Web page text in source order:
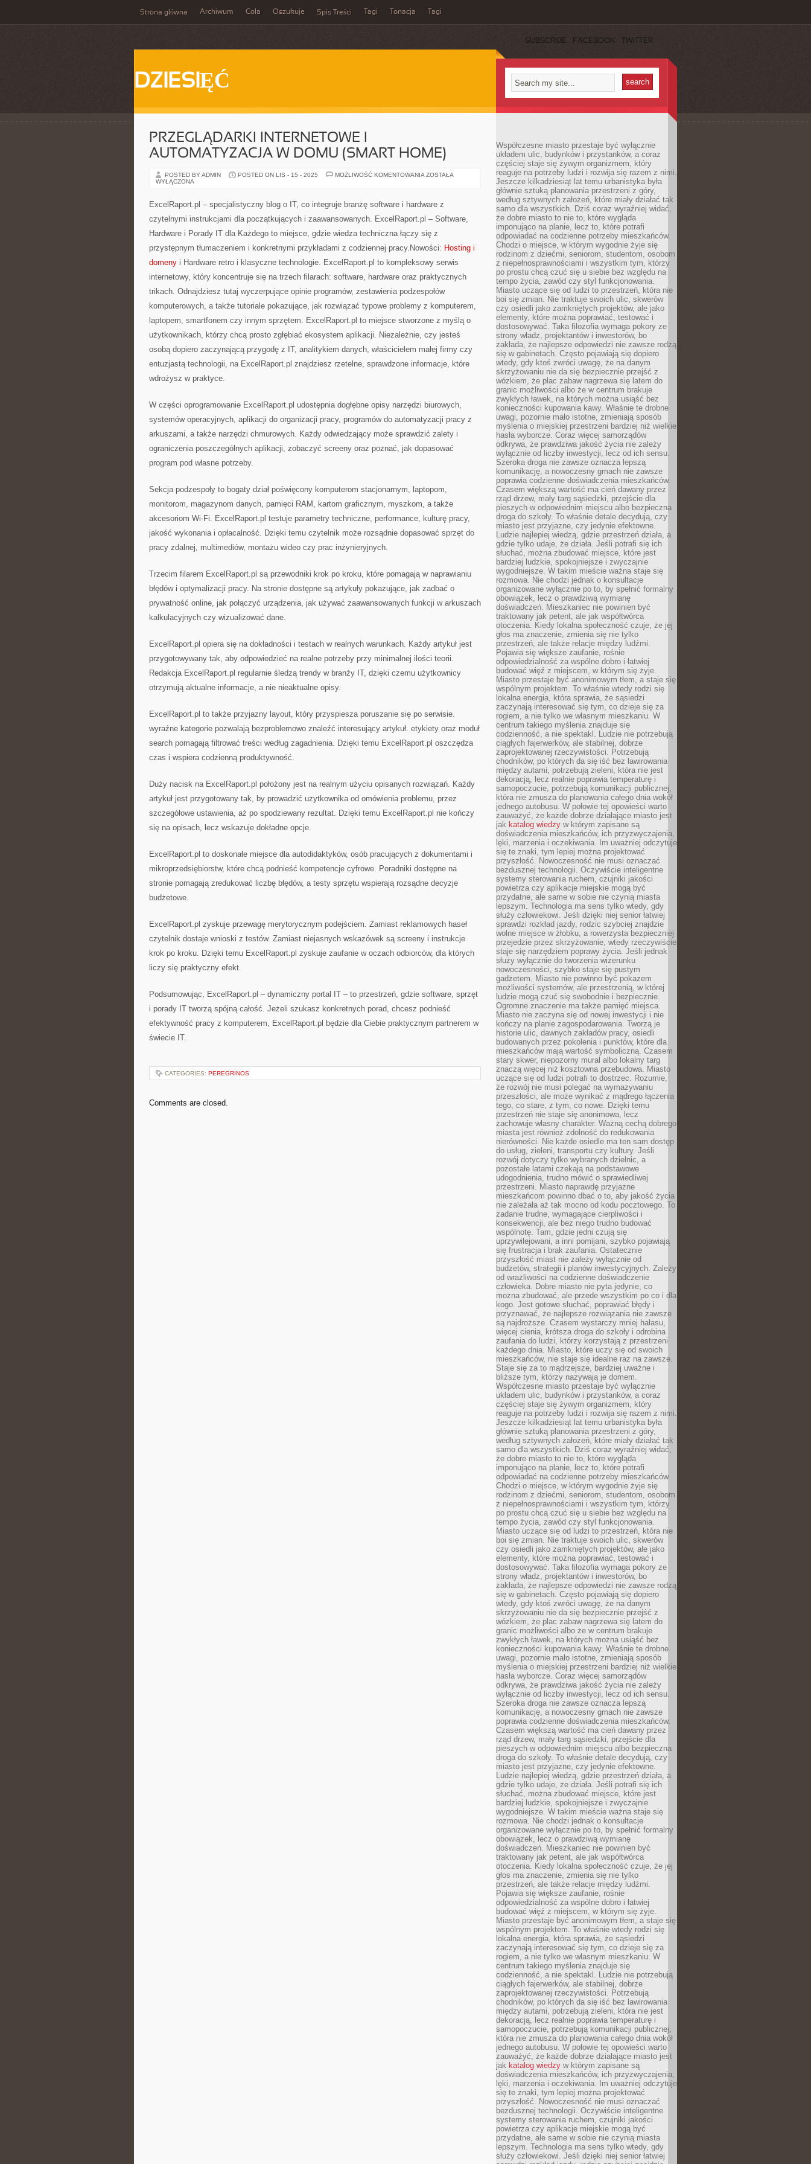
Strona główna Archiwum Cola Oszukuje Spis Treści Tagi Tonacja Tagi
SUBSCRIBE FACEBOOK TWITTER
DZIESIĘĆ
PRZEGLĄDARKI INTERNETOWE I
AUTOMATYZACJA W DOMU (SMART HOME)
POSTED BY ADMIN POSTED ON LIS - 15 - 2025 MOŻLIWOŚĆ KOMENTOWANIA PRZEGLĄDARKI
DOMU
HOME)
ZOSTAŁA
WYŁĄCZONA
ExcelRaport.pl – specjalistyczny blog o IT, co integruje branżę software i hardware z
czytelnymi instrukcjami dla początkujących i zaawansowanych. ExcelRaport.pl – Software,
Hardware i Porady IT dla Każdego to miejsce, gdzie wiedza techniczna łączy się z
przystępnym tłumaczeniem i konkretnymi przykładami z codziennej pracy.Nowości: Hosting i
domeny i Hardware retro i klasyczne technologie. ExcelRaport.pl to kompleksowy serwis
internetowy, który koncentruje się na trzech filarach: software, hardware oraz praktycznych
trikach. Odnajdziesz tutaj wyczerpujące opinie programów, zestawienia podzespołów
komputerowych, a także tutoriale pokazujące, jak rozwiązać typowe problemy z komputerem,
laptopem, smartfonem czy innym sprzętem. ExcelRaport.pl to miejsce stworzone z myślą o
użytkownikach, którzy chcą prosto zgłębiać ekosystem aplikacji. Niezależnie, czy jesteś
osobą dopiero zaczynającą przygodę z IT, analitykiem danych, właścicielem małej firmy czy
entuzjastą technologii, na ExcelRaport.pl znajdziesz rzetelne, sprawdzone informacje, które
wdrożysz w praktyce.
W części oprogramowanie ExcelRaport.pl udostępnia dogłębne opisy narzędzi biurowych,
systemów operacyjnych, aplikacji do organizacji pracy, programów do automatyzacji pracy z
arkuszami, a także narzędzi chmurowych. Każdy odwiedzający może sprawdzić zalety i
ograniczenia poszczególnych aplikacji, zobaczyć screeny oraz poznać, jak dopasować
program pod własne potrzeby.
Sekcja podzespoły to bogaty dział poświęcony komputerom stacjonarnym, laptopom,
monitorom, magazynom danych, pamięci RAM, kartom graficznym, myszkom, a także
akcesoriom Wi-Fi. ExcelRaport.pl testuje parametry techniczne, performance, kulturę pracy,
jakość wykonania i opłacalność. Dzięki temu czytelnik może rozsądnie dopasować sprzęt do
pracy zdalnej, multimediów, montażu wideo czy prac inżynieryjnych.
Trzecim filarem ExcelRaport.pl są przewodniki krok po kroku, które pomagają w naprawianiu
błędów i optymalizacji pracy. Na stronie dostępne są artykuły pokazujące, jak zadbać o
prywatność online, jak połączyć urządzenia, jak używać zaawansowanych funkcji w arkuszach
kalkulacyjnych czy wizualizować dane.
ExcelRaport.pl opiera się na dokładności i testach w realnych warunkach. Każdy artykuł jest
przygotowywany tak, aby odpowiedzieć na realne potrzeby przy minimalnej ilości teorii.
Redakcja ExcelRaport.pl regularnie śledzą trendy w branży IT, dzięki czemu użytkownicy
otrzymują aktualne informacje, a nie nieaktualne opisy.
ExcelRaport.pl to także przyjazny layout, który przyspiesza poruszanie się po serwisie.
wyraźne kategorie pozwalają bezproblemowo znaleźć interesujący artykuł. etykiety oraz moduł
search pomagają filtrować treści według zagadnienia. Dzięki temu ExcelRaport.pl oszczędza
czas i wspiera codzienną produktywność.
Duży nacisk na ExcelRaport.pl położony jest na realnym użyciu opisanych rozwiązań. Każdy
artykuł jest przygotowany tak, by prowadzić użytkownika od omówienia problemu, przez
szczegółowe ustawienia, aż po spodziewany rezultat. Dzięki temu ExcelRaport.pl nie kończy
się na opisach, lecz wskazuje dokładne opcje.
ExcelRaport.pl to doskonałe miejsce dla autodidaktyków, osób pracujących z dokumentami i
mikroprzedsiębiorstw, które chcą podnieść kompetencje cyfrowe. Poradniki dostępne na
stronie pomagają zredukować liczbę błędów, a testy sprzętu wspierają rozsądne decyzje
budżetowe.
ExcelRaport.pl zyskuje przewagę merytorycznym podejściem. Zamiast reklamowych haseł
czytelnik dostaje wnioski z testów. Zamiast niejasnych wskazówek są screeny i instrukcje
krok po kroku. Dzięki temu ExcelRaport.pl zyskuje zaufanie w oczach odbiorców, dla których
liczy się praktyczny efekt.
Podsumowując, ExcelRaport.pl – dynamiczny portal IT – to przestrzeń, gdzie software, sprzęt
i porady IT tworzą spójną całość. Jeżeli szukasz konkretnych porad, chcesz podnieść
efektywność pracy z komputerem, ExcelRaport.pl będzie dla Ciebie praktycznym partnerem w
świecie IT.
CATEGORIES: PEREGRINOS
Comments are closed.
Współczesne miasto przestaje być wyłącznie
układem ulic, budynków i przystanków, a coraz
częściej staje się żywym organizmem, który
reaguje na potrzeby ludzi i rozwija się razem z nimi.
Jeszcze kilkadziesiąt lat temu urbanistyka była
głównie sztuką planowania przestrzeni z góry,
według sztywnych założeń, które miały działać tak
samo dla wszystkich. Dziś coraz wyraźniej widać,
że dobre miasto to nie to, które wygląda
imponująco na planie, lecz to, które potrafi
odpowiadać na codzienne potrzeby mieszkańców.
Chodzi o miejsce, w którym wygodnie żyje się
rodzinom z dziećmi, seniorom, studentom, osobom
z niepełnosprawnościami i wszystkim tym, którzy
po prostu chcą czuć się u siebie bez względu na
tempo życia, zawód czy styl funkcjonowania.
Miasto uczące się od ludzi to przestrzeń, która nie
boi się zmian. Nie traktuje swoich ulic, skwerów
czy osiedli jako zamkniętych projektów, ale jako
elementy, które można poprawiać, testować i
dostosowywać. Taka filozofia wymaga pokory ze
strony władz, projektantów i inwestorów, bo
zakłada, że najlepsze odpowiedzi nie zawsze rodzą
się w gabinetach. Często pojawiają się dopiero
wtedy, gdy ktoś zwróci uwagę, że na danym
skrzyżowaniu nie da się bezpiecznie przejść z
wózkiem, że plac zabaw nagrzewa się latem do
granic możliwości albo że w centrum brakuje
zwykłych ławek, na których można usiąść bez
konieczności kupowania kawy. Właśnie te drobne
uwagi, pozornie mało istotne, zmieniają sposób
myślenia o miejskiej przestrzeni bardziej niż wielkie
hasła wyborcze. Coraz więcej samorządów
odkrywa, że prawdziwa jakość życia nie zależy
wyłącznie od liczby inwestycji, lecz od ich sensu.
Szeroka droga nie zawsze oznacza lepszą
komunikację, a nowoczesny gmach nie zawsze
poprawia codzienne doświadczenia mieszkańców.
Czasem większą wartość ma cień dawany przez
rząd drzew, mały targ sąsiedzki, przejście dla
pieszych w odpowiednim miejscu albo bezpieczna
droga do szkoły. To właśnie detale decydują, czy
miasto jest przyjazne, czy jedynie efektowne.
Ludzie najlepiej wiedzą, gdzie przestrzeń działa, a
gdzie tylko udaje, że działa. Jeśli potrafi się ich
słuchać, można zbudować miejsce, które jest
bardziej ludzkie, spokojniejsze i zwyczajnie
wygodniejsze. W takim mieście ważna staje się
rozmowa. Nie chodzi jednak o konsultacje
organizowane wyłącznie po to, by spełnić formalny
obowiązek, lecz o prawdziwą wymianę
doświadczeń. Mieszkaniec nie powinien być
traktowany jak petent, ale jak współtwórca
otoczenia. Kiedy lokalna społeczność czuje, że jej
głos ma znaczenie, zmienia się nie tylko
przestrzeń, ale także relacje między ludźmi.
Pojawia się większe zaufanie, rośnie
odpowiedzialność za wspólne dobro i łatwiej
budować więź z miejscem, w którym się żyje.
Miasto przestaje być anonimowym tłem, a staje się
wspólnym projektem. To właśnie wtedy rodzi się
lokalna energia, która sprawia, że sąsiedzi
zaczynają interesować się tym, co dzieje się za
rogiem, a nie tylko we własnym mieszkaniu. W
centrum takiego myślenia znajduje się
codzienność, a nie spektakl. Ludzie nie potrzebują
ciągłych fajerwerków, ale stabilnej, dobrze
zaprojektowanej rzeczywistości. Potrzebują
chodników, po których da się iść bez lawirowania
między autami, potrzebują zieleni, która nie jest
dekoracją, lecz realnie poprawia temperaturę i
samopoczucie, potrzebują komunikacji publicznej,
która nie zmusza do planowania całego dnia wokół
jednego autobusu. W połowie tej opowieści warto
zauważyć, że każde dobrze działające miasto jest
jak katalog wiedzy w którym zapisane są
doświadczenia mieszkańców, ich przyzwyczajenia,
lęki, marzenia i oczekiwania. Im uważniej odczytuje
się te znaki, tym lepiej można projektować
przyszłość. Nowoczesność nie musi oznaczać
bezdusznej technologii. Oczywiście inteligentne
systemy sterowania ruchem, czujniki jakości
powietrza czy aplikacje miejskie mogą być
przydatne, ale same w sobie nie czynią miasta
lepszym. Technologia ma sens tylko wtedy, gdy
służy człowiekowi. Jeśli dzięki niej senior łatwiej
sprawdzi rozkład jazdy, rodzic szybciej znajdzie
wolne miejsce w żłobku, a rowerzysta bezpieczniej
przejedzie przez skrzyżowanie, wtedy rzeczywiście
staje się narzędziem poprawy życia. Jeśli jednak
służy wyłącznie do tworzenia wizerunku
nowoczesności, szybko staje się pustym
gadżetem. Miasto nie powinno być pokazem
możliwości systemów, ale przestrzenią, w której
ludzie mogą czuć się swobodnie i bezpiecznie.
Ogromne znaczenie ma także pamięć miejsca.
Miasto nie zaczyna się od nowej inwestycji i nie
kończy na planie zagospodarowania. Tworzą je
historie ulic, dawnych zakładów pracy, osiedli
budowanych przez pokolenia i punktów, które dla
mieszkańców mają wartość symboliczną. Czasem
stary skwer, niepozorny mural albo lokalny targ
znaczą więcej niż kosztowna przebudowa. Miasto
uczące się od ludzi potrafi to dostrzec. Rozumie,
że rozwój nie musi polegać na wymazywaniu
przeszłości, ale może wynikać z mądrego łączenia
tego, co stare, z tym, co nowe. Dzięki temu
przestrzeń nie staje się anonimowa, lecz
zachowuje własny charakter. Ważną cechą dobrego
miasta jest również zdolność do redukowania
nierówności. Nie każde osiedle ma ten sam dostęp
do usług, zieleni, transportu czy kultury. Jeśli
rozwój dotyczy tylko wybranych dzielnic, a
pozostałe latami czekają na podstawowe
udogodnienia, trudno mówić o sprawiedliwej
przestrzeni. Miasto naprawdę przyjazne
mieszkańcom powinno dbać o to, aby jakość życia
nie zależała aż tak mocno od kodu pocztowego. To
zadanie trudne, wymagające cierpliwości i
konsekwencji, ale bez niego trudno budować
wspólnotę. Tam, gdzie jedni czują się
uprzywilejowani, a inni pomijani, szybko pojawiają
się frustracja i brak zaufania. Ostatecznie
przyszłość miast nie zależy wyłącznie od
budżetów, strategii i planów inwestycyjnych. Zależy
od wrażliwości na codzienne doświadczenie
człowieka. Dobre miasto nie pyta jedynie, co
można zbudować, ale przede wszystkim po co i dla
kogo. Jest gotowe słuchać, poprawiać błędy i
przyznawać, że najlepsze rozwiązania nie zawsze
są najdroższe. Czasem wystarczy mniej hałasu,
więcej cienia, krótsza droga do szkoły i odrobina
zaufania do ludzi, którzy korzystają z przestrzeni
każdego dnia. Miasto, które uczy się od swoich
mieszkańców, nie staje się idealne raz na zawsze.
Staje się za to mądrzejsze, bardziej uważne i
bliższe tym, którzy nazywają je domem.
Współczesne miasto przestaje być wyłącznie
układem ulic, budynków i przystanków, a coraz
częściej staje się żywym organizmem, który
reaguje na potrzeby ludzi i rozwija się razem z nimi.
Jeszcze kilkadziesiąt lat temu urbanistyka była
głównie sztuką planowania przestrzeni z góry,
według sztywnych założeń, które miały działać tak
samo dla wszystkich. Dziś coraz wyraźniej widać,
że dobre miasto to nie to, które wygląda
imponująco na planie, lecz to, które potrafi
odpowiadać na codzienne potrzeby mieszkańców.
Chodzi o miejsce, w którym wygodnie żyje się
rodzinom z dziećmi, seniorom, studentom, osobom
z niepełnosprawnościami i wszystkim tym, którzy
po prostu chcą czuć się u siebie bez względu na
tempo życia, zawód czy styl funkcjonowania.
Miasto uczące się od ludzi to przestrzeń, która nie
boi się zmian. Nie traktuje swoich ulic, skwerów
czy osiedli jako zamkniętych projektów, ale jako
elementy, które można poprawiać, testować i
dostosowywać. Taka filozofia wymaga pokory ze
strony władz, projektantów i inwestorów, bo
zakłada, że najlepsze odpowiedzi nie zawsze rodzą
się w gabinetach. Często pojawiają się dopiero
wtedy, gdy ktoś zwróci uwagę, że na danym
skrzyżowaniu nie da się bezpiecznie przejść z
wózkiem, że plac zabaw nagrzewa się latem do
granic możliwości albo że w centrum brakuje
zwykłych ławek, na których można usiąść bez
konieczności kupowania kawy. Właśnie te drobne
uwagi, pozornie mało istotne, zmieniają sposób
myślenia o miejskiej przestrzeni bardziej niż wielkie
hasła wyborcze. Coraz więcej samorządów
odkrywa, że prawdziwa jakość życia nie zależy
wyłącznie od liczby inwestycji, lecz od ich sensu.
Szeroka droga nie zawsze oznacza lepszą
komunikację, a nowoczesny gmach nie zawsze
poprawia codzienne doświadczenia mieszkańców.
Czasem większą wartość ma cień dawany przez
rząd drzew, mały targ sąsiedzki, przejście dla
pieszych w odpowiednim miejscu albo bezpieczna
droga do szkoły. To właśnie detale decydują, czy
miasto jest przyjazne, czy jedynie efektowne.
Ludzie najlepiej wiedzą, gdzie przestrzeń działa, a
gdzie tylko udaje, że działa. Jeśli potrafi się ich
słuchać, można zbudować miejsce, które jest
bardziej ludzkie, spokojniejsze i zwyczajnie
wygodniejsze. W takim mieście ważna staje się
rozmowa. Nie chodzi jednak o konsultacje
organizowane wyłącznie po to, by spełnić formalny
obowiązek, lecz o prawdziwą wymianę
doświadczeń. Mieszkaniec nie powinien być
traktowany jak petent, ale jak współtwórca
otoczenia. Kiedy lokalna społeczność czuje, że jej
głos ma znaczenie, zmienia się nie tylko
przestrzeń, ale także relacje między ludźmi.
Pojawia się większe zaufanie, rośnie
odpowiedzialność za wspólne dobro i łatwiej
budować więź z miejscem, w którym się żyje.
Miasto przestaje być anonimowym tłem, a staje się
wspólnym projektem. To właśnie wtedy rodzi się
lokalna energia, która sprawia, że sąsiedzi
zaczynają interesować się tym, co dzieje się za
rogiem, a nie tylko we własnym mieszkaniu. W
centrum takiego myślenia znajduje się
codzienność, a nie spektakl. Ludzie nie potrzebują
ciągłych fajerwerków, ale stabilnej, dobrze
zaprojektowanej rzeczywistości. Potrzebują
chodników, po których da się iść bez lawirowania
między autami, potrzebują zieleni, która nie jest
dekoracją, lecz realnie poprawia temperaturę i
samopoczucie, potrzebują komunikacji publicznej,
która nie zmusza do planowania całego dnia wokół
jednego autobusu. W połowie tej opowieści warto
zauważyć, że każde dobrze działające miasto jest
jak katalog wiedzy w którym zapisane są
doświadczenia mieszkańców, ich przyzwyczajenia,
lęki, marzenia i oczekiwania. Im uważniej odczytuje
się te znaki, tym lepiej można projektować
przyszłość. Nowoczesność nie musi oznaczać
bezdusznej technologii. Oczywiście inteligentne
systemy sterowania ruchem, czujniki jakości
powietrza czy aplikacje miejskie mogą być
przydatne, ale same w sobie nie czynią miasta
lepszym. Technologia ma sens tylko wtedy, gdy
służy człowiekowi. Jeśli dzięki niej senior łatwiej